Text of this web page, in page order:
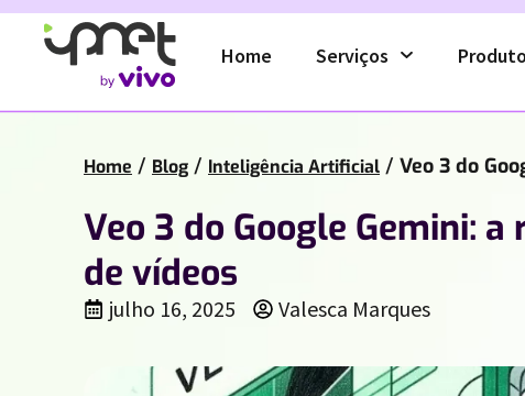
Home Serviços
Home / Blog / Inteligência Artificial / Veo 3 do
Veo 3 do Google Gemini:
de vídeos
julho 16, 2025 Valesca Marques